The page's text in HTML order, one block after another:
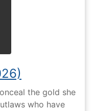
the gold she
who have